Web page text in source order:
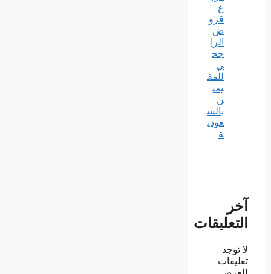
ع
قرو
ض
الرا
جح
ي
للمق
يمي
ن
بالس
عودي
ة
آخر
التعليقات
لا توجد
تعليقات